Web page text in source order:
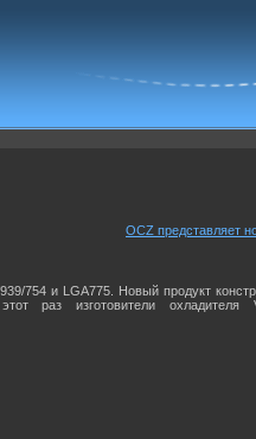
OCZ представляет
754 и LGA775. Новый продукт
раз изготовители